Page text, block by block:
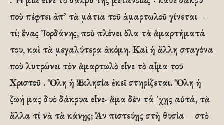
ποὺ πέφτει ἀπ᾽ τὰ μάτια τοῦ ἁμαρτωλοῦ γίνεται –
τί; ἕνας Ἰορδάνης, ποὺ πλένει ὅλα τὰ ἁμαρτήματά
του, καὶ τὰ μεγαλύτερα ἀκόμη. Καὶ ἡ ἄλλη σταγόνα
ποὺ λυτρώνει τὸν ἁμαρτωλὸ εἶνε τὸ αἷμα τοῦ
Χριστοῦ . Ὅλη ἡ Ἐκκλησία ἐκεῖ στηρίζεται. Ὅλη ἡ
ζωή μας δυὸ δάκρυα εἶνε· ἅμα δὲν τά ᾿χῃς αὐτά, τὰ
ἄλλα τί νὰ τὰ κάνῃς; Ἂν πιστεύῃς στὴ θυσία – στὸ